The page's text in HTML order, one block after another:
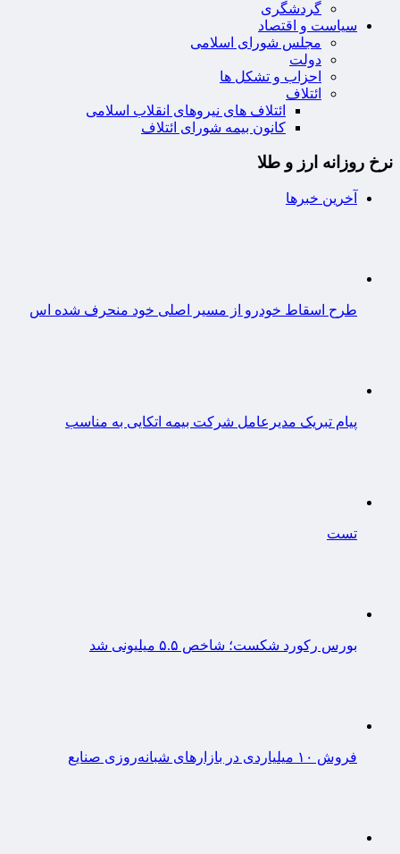
گردشگری
سیاست و اقتصاد
مجلس شورای اسلامی
دولت
احزاب و تشکل ها
ائتلاف
ائتلاف های نیروهای انقلاب اسلامی
کانون بیمه شورای ائتلاف
نرخ روزانه ارز و طلا
آخرین خبرها
طرح اسقاط خودرو از مسیر اصلی خود منحرف شده اس
پیام تبریک مدیرعامل شرکت بیمه اتکایی به مناسب
تست
بورس رکورد شکست؛ شاخص ۵.۵ میلیونی شد
فروش ۱۰ میلیاردی در بازارهای شبانه‌روزی صنایع